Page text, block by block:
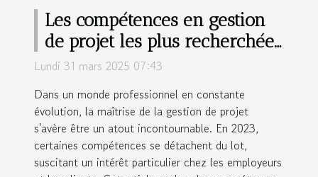
Les compétences en gestion
de projet les plus recherchées
en 2023 comment les
Lundi 31 mars 2025 07:43
Dans un monde professionnel en constante
évolution, la maîtrise de la gestion de projet
s'avère être un atout incontournable. En 2023,
certaines compétences se détachent du lot,
suscitant un intérêt particulier chez les employeurs